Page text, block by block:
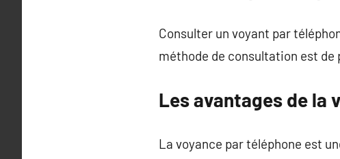
Consulter un voyant par
méthode de consultation est de
Les avantages de la
La voyance par téléphone est